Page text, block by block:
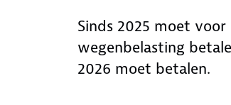
Sinds 2025 moet
wegenbelasting
2026 moet betalen.